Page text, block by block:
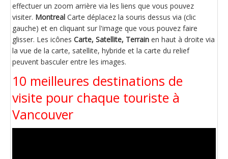
effectuer un zoom arrière via les liens que vous pouvez
visiter. Montreal Carte déplacez la souris dessus via (clic
gauche) et en cliquant sur l'image que vous pouvez faire
glisser. Les icônes Carte, Satellite, Terrain en haut à droite via
la vue de la carte, satellite, hybride et la carte du relief
peuvent basculer entre les images.
10 meilleures destinations de
visite pour chaque touriste à
Vancouver